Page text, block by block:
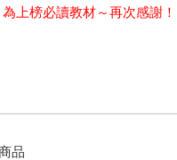
上榜必讀教材～再次感謝！
品